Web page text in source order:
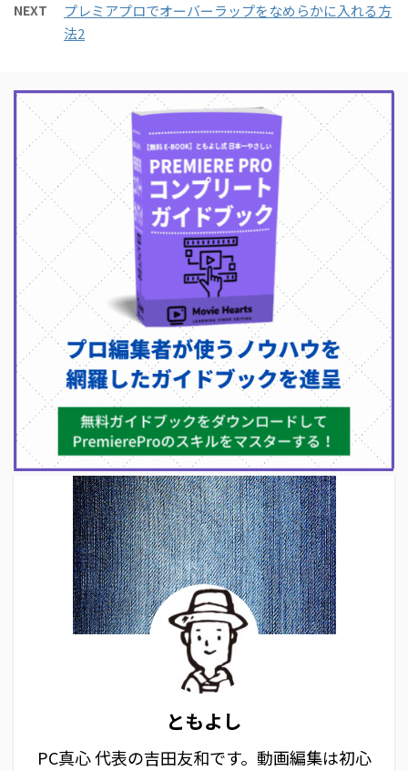
NEXT
プレミアプロでオーバーラップをなめらかに入れる方
法2
ともよし
PC真心 代表の吉田友和です。動画編集は初心